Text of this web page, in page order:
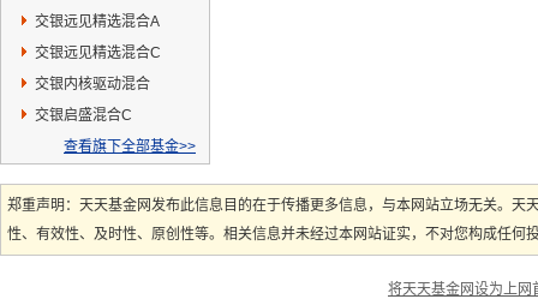
交银远见精选混合A
交银远见精选混合C
交银内核驱动混合
交银启盛混合C
查看旗下全部基金>>
郑重声明：天天基金网发布此信息目的在于传播更多信息，与本网站立场无关。
性、有效性、及时性、原创性等。相关信息并未经过本网站证实，不对您构成任
将天天基金网设为上网